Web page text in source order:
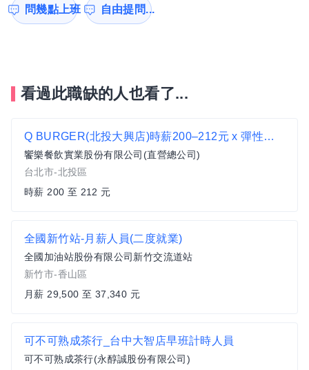
問幾點上班 自由提問...
看過此職缺的人也看了...
Q BURGER(北投大興店)時薪200–212元 x 彈性排班 x 雙週發薪快又讚
饗樂餐飲實業股份有限公司(直營總公司)
台北市-北投區
時薪 200 至 212 元
全國新竹站-月薪人員(二度就業)
全國加油站股份有限公司新竹交流道站
新竹市-香山區
月薪 29,500 至 37,340 元
可不可熟成茶行_台中大智店早班計時人員
可不可熟成茶行(永醇誠股份有限公司)